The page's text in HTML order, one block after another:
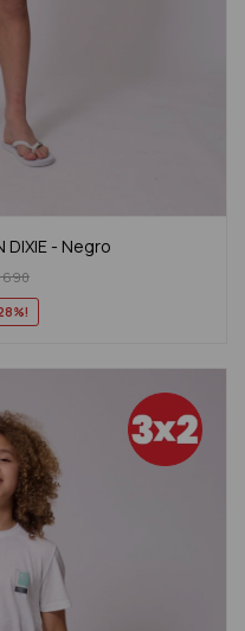
DIXIE - Negro
690